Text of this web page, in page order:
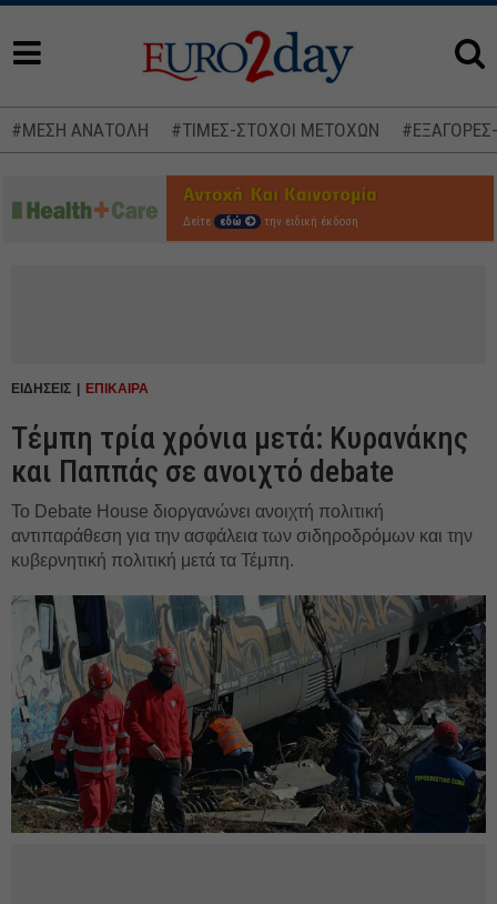
#ΜΕΣΗ ΑΝΑΤΟΛΗ #ΤΙΜΕΣ-ΣΤΟΧΟΙ ΜΕΤΟΧΩΝ
Δείτε εδώ την ειδική έκδοση
ΕΙΔΗΣΕΙΣ ΕΠΙΚΑΙΡΑ
Τέμπη τρία χρόνια μετά: Κυρανάκης
και Παππάς σε ανοιχτό debate
Το Debate House διοργανώνει ανοιχτή πολιτική
αντιπαράθεση για την ασφάλεια των σιδηροδρόμων και την
κυβερνητική πολιτική μετά τα Τέμπη.